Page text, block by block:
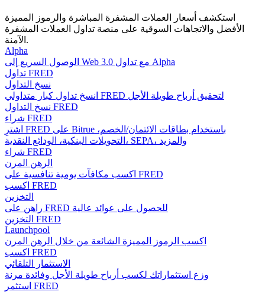
معلومة
تحليل البيانات الضخمة بما في ذلك المعلومات التجارية، وما
إلى ذلك.
مرشد
دليل المبتدئين للعقود الآجلة
استكشف أسعار العملات المشفرة المباشرة والرموز المميزة
الأفضل والاتجاهات السوقية على منصة تداول العملات المشفرة
الآمنة.
Alpha
الوصول السريع إلى Web 3.0 مع تداول Alpha
تداول FRED
نسخ التداول
انسخ تداول كبار متداولي FRED لتحقيق أرباح طويلة الأجل
نسخ التداول FRED
شراء FRED
اشترِ FRED على Bitrue باستخدام بطاقات الائتمان/الخصم،
التحويلات البنكية، الودائع النقدية، SEPA، والمزيد
شراء FRED
الرهن المرن
اكسب مكافآت يومية تنافسية على FRED
اكسب FRED
التخزين
راهن على FRED للحصول على عوائد عالية
التخزين FRED
Launchpool
اكسب الرموز المميزة الشائعة من خلال الرهن المرن
اكسب FRED
الاستثمار التلقائي
وزع استثماراتك لكسب أرباح طويلة الأجل وفائدة مرنة
استثمر FRED